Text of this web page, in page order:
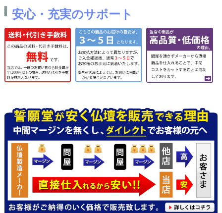
安心・充実のサポート